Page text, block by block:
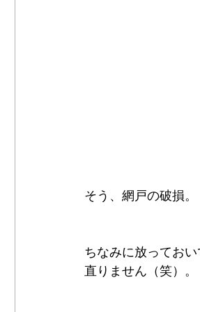
そう、網戸の破損。
ちなみに放ってお
直りません（笑）。